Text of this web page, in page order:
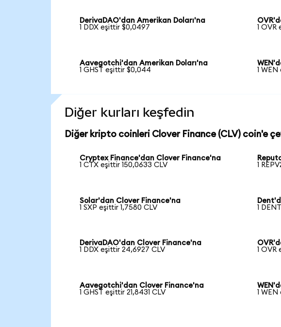
DerivaDAO'dan Amerikan Doları'na
1 DDX eşittir $0,0497
1 OVR
Aavegotchi'dan Amerikan Doları'na
1 GHST eşittir $0,044
1
Diğer kurları keşfedin
Diğer kripto coinleri Clover Finance (CLV) coin'e
Cryptex Finance'dan Clover Finance'na
1 CTX eşittir 150,0633 CLV
1
Solar'dan Clover Finance'na
1 SXP eşittir 1,7580 CLV
1
DerivaDAO'dan Clover Finance'na
1 DDX eşittir 24,6927 CLV
1 OVR
Aavegotchi'dan Clover Finance'na
1 GHST eşittir 21,8431 CLV
1